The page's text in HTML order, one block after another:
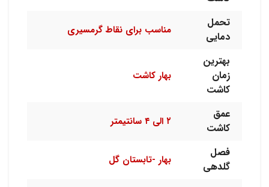
تحمل
دمایی
مناسب برای نقاط گرمسیری
بهترین
زمان
کاشت
بهار کاشت
عمق
کاشت
۲ الی ۴ سانتیمتر
فصل
گلدهی
بهار -تابستان گل